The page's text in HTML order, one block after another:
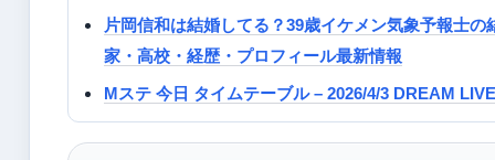
片岡信和は結婚してる？39歳イケメン気象予報士の
家・高校・経歴・プロフィール最新情報
Mステ 今日 タイムテーブル – 2026/4/3 DREAM